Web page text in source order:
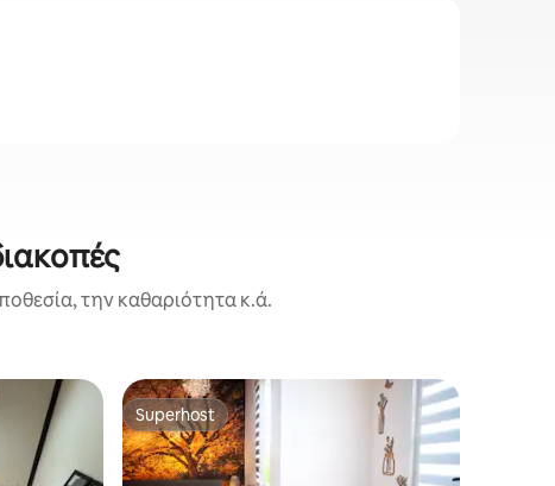
την καθαριότητα κ.ά.
Superhost
Superhost